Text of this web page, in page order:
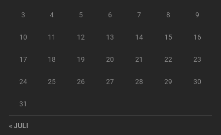
3 4 5 6 7 8 9
10 11 12 13 14 15 16
17 18 19 20 21 22 23
24 25 26 27 28 29 30
31
« JULI